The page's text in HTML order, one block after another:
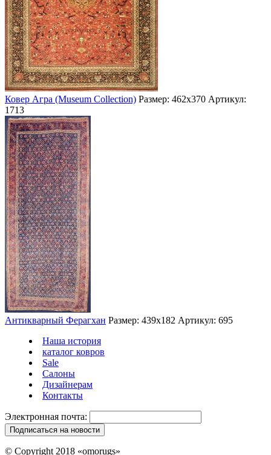
Ковер Агра (Museum Collection) Размер: 462х370 Артикул:
1713
Антикварный Ферагхан Размер: 439х182 Артикул: 695
Наша история
каталог ковров
Sale
Салоны
Дизайнерам
Контакты
Электронная почта:
© Copyright 2018 «omorugs»